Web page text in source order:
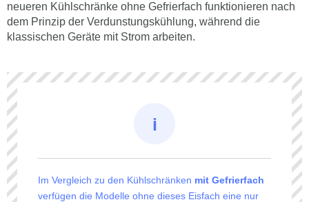
neueren Kühlschränke ohne Gefrierfach funktionieren nach
dem Prinzip der Verdunstungskühlung, während die
klassischen Geräte mit Strom arbeiten.
Im Vergleich zu den Kühlschränken mit Gefrierfach
verfügen die Modelle ohne dieses Eisfach eine nur